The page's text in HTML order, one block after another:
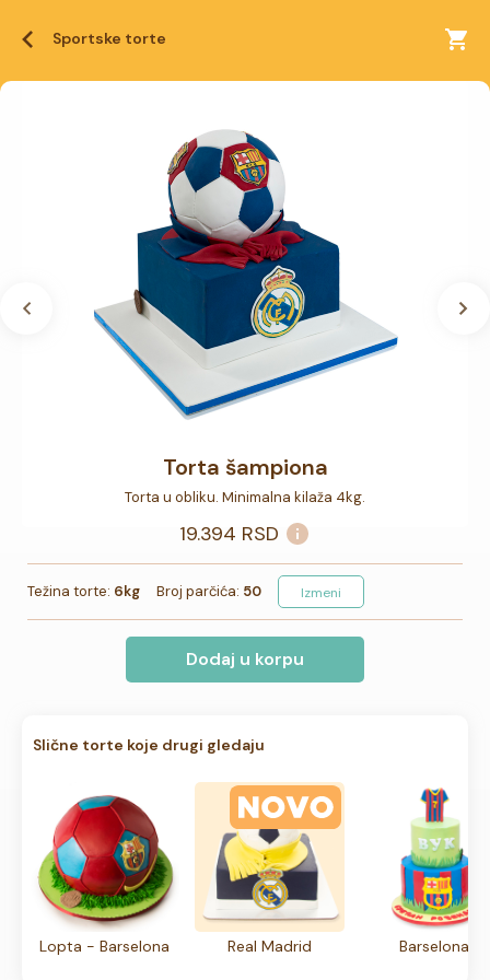
Sportske torte
Torta šampiona
Torta u obliku. Minimalna kilaža 4kg.
19.394 RSD
Težina torte: 6kg Broj parčića: 50 Izmeni
Dodaj u korpu
Slične torte koje drugi gledaju
Lopta - Barselona Real Madrid Barselona